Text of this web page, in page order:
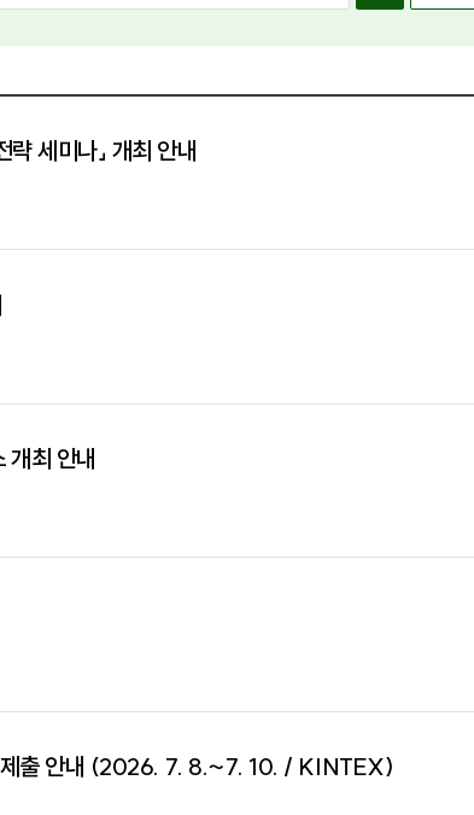
색
세미나」 개최 안내
최 안내
제출 안내 (2026. 7. 8.~7. 10. / KINTEX)